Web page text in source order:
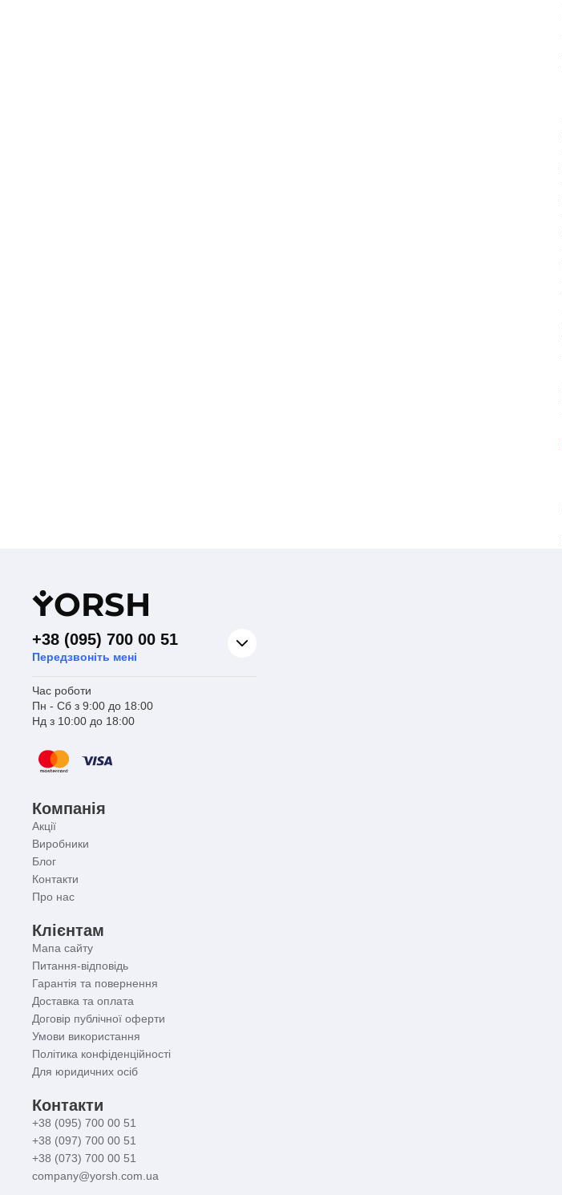
YORSH
+38 (095) 700 00 51
Передзвоніть мені
Час роботи
Пн - Сб з 9:00 до 18:00
Нд з 10:00 до 18:00
Компанія
Акції
Виробники
Блог
Контакти
Про нас
Клієнтам
Мапа сайту
Питання-відповідь
Гарантія та повернення
Доставка та оплата
Договір публічної оферти
Умови використання
Політика конфіденційності
Для юридичних осіб
Контакти
+38 (095) 700 00 51
+38 (097) 700 00 51
+38 (073) 700 00 51
company@yorsh.com.ua